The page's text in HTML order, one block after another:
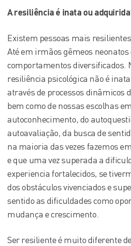
A resiliência é inata ou
Existem pessoas mais
Até em irmãos gêmeos
comportamentos diversificados.
resiliência psicológica não é
através de processos dinâmicos
bem como de nossas escolhas
autoconhecimento, do
autoavaliação, da busca de
na maioria das vezes fazemos
e que uma vez superada a
experiencia fortalecidos, se
dos obstáculos vivenciados e
sentido as dificuldades como
mudança e crescimento.
Ser resiliente é muito diferente